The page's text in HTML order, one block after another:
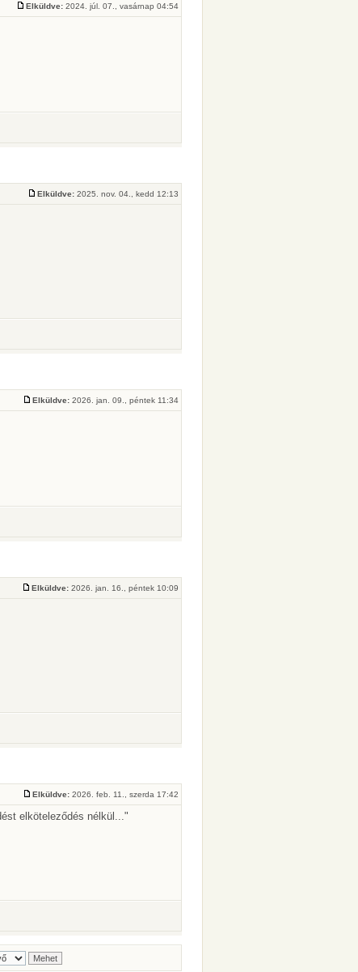
Elküldve: 2024. júl. 07., vasárnap 04:54
Elküldve: 2025. nov. 04., kedd 12:13
Elküldve: 2026. jan. 09., péntek 11:34
Elküldve: 2026. jan. 16., péntek 10:09
Elküldve: 2026. feb. 11., szerda 17:42
elköteleződés nélkül..."